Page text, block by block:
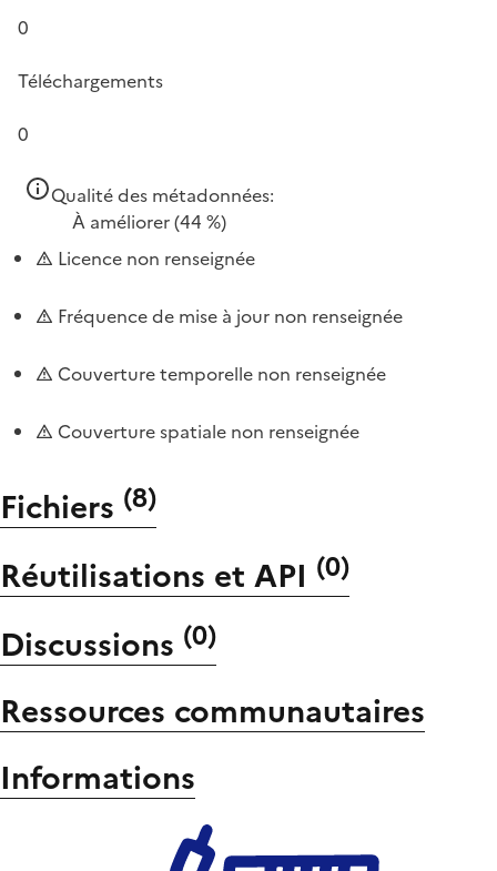
0
Téléchargements
0
Qualité des métadonnées:
À améliorer(44 %)
Licence non renseignée
Fréquence de mise à jour non renseignée
Couverture temporelle non renseignée
Couverture spatiale non renseignée
Fichiers (8)
Réutilisations et API (0)
Discussions (0)
Ressources communautaires
Informations